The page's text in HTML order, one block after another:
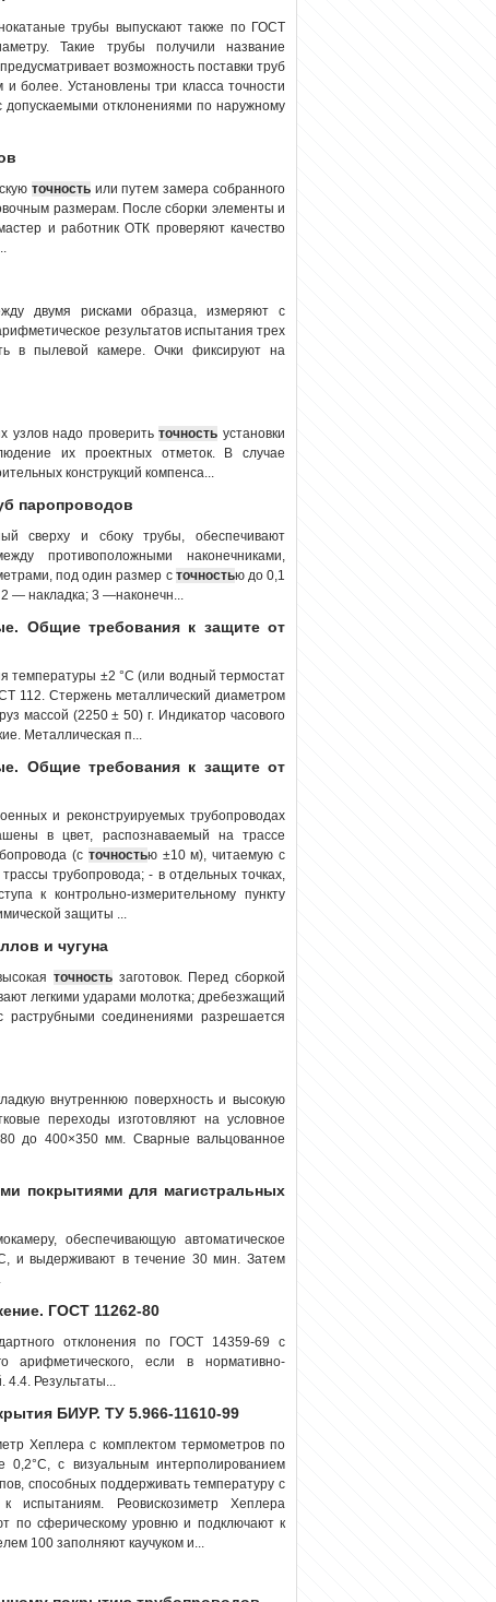
трубы выпускают также по ГОСТ
Такие трубы получили название
возможность поставки труб
более. Установлены три класса точности
отклонениями по наружному
точностьили путем замера собранного
размерам. После сборки элементы и
и работник ОТК проверяют качество
двумя рисками образца, измеряют с
результатов испытания трех
в пылевой камере. Очки фиксируют на
узлов надо проверитьточность установки
их проектных отметок. В случае
конструкций компенса...
паропроводов
сверху и сбоку трубы, обеспечивают
противоположными наконечниками,
под один размер с точностью до 0,1
— накладка; 3 —наконечн...
Общие требования к защите от
температуры ±2 °С (или водный термостат
112. Стержень металлический диаметром
массой (2250 ± 50) г. Индикатор часового
Металлическая п...
Общие требования к защите от
и реконструируемых трубопроводах
в цвет, распознаваемый на трассе
(с точностью ±10 м), читаемую с
трубопровода; - в отдельных точках,
к контрольно-измерительному пункту
защиты ...
и чугуна
точностьзаготовок. Перед сборкой
легкими ударами молотка; дребезжащий
раструбными соединениями разрешается
внутреннюю поверхность и высокую
переходы изготовляют на условное
до 400×350 мм. Сварные вальцованное
покрытиями для магистральных
обеспечивающую автоматическое
и выдерживают в течение 30 мин. Затем
ГОСТ 11262-80
отклонения по ГОСТ 14359-69 с
арифметического, если в нормативно-
4.4. Результаты...
БИУР. ТУ 5.966-11610-99
Хеплера с комплектом термометров по
с визуальным интерполированием
способных поддерживать температуру с
Реовискозиметр Хеплера
по сферическому уровню и подключают к
100 заполняют каучуком и...